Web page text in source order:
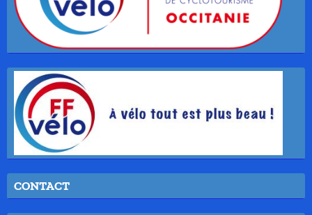
CONTACT